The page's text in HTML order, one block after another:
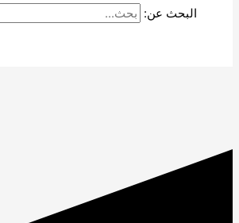
البحث عن: